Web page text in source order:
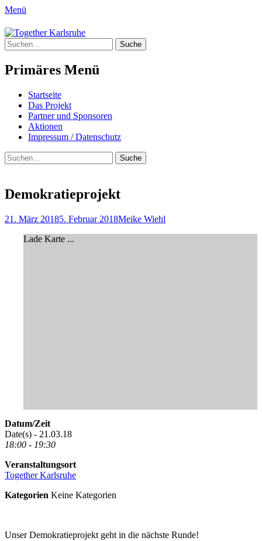
Menü
Together Karlsruhe
Integration von jungen Menschen mit
Fluchterfahrung und
Migrationshintergrund
Suche
nach:
Primäres Menü
Springe
zum
Inhalt
Startseite
Das Projekt
Partner und Sponsoren
Aktionen
Impressum / Datenschutz
Suchen
Suche
nach:
Demokratieprojekt
Posted
21. März 20185. Februar 2018Author
Meike Wiehl
Lade Karte ...
Datum/Zeit
Date(s) - 21.03.18
18:00 - 19:30
Veranstaltungsort
Together Karlsruhe
Kategorien Keine Kategorien
Unser Demokratieprojekt geht in die nächste Runde!